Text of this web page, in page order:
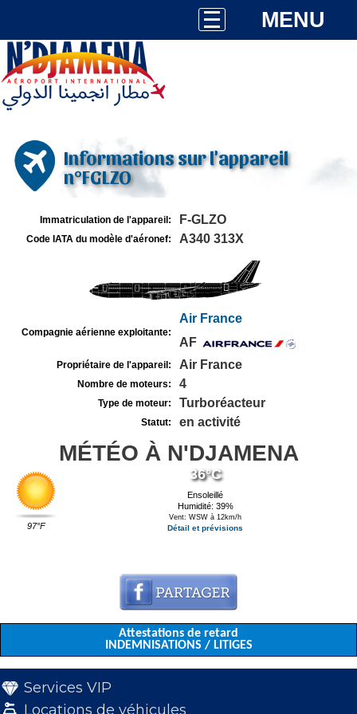
MENU
Informations sur l'appareil
n°FGLZO
Immatriculation de l'appareil: F-GLZO
Code IATA du modèle d'aéronef: A340 313X
Compagnie aérienne exploitante:
Air France
AF
Propriétaire de l'appareil: Air France
Nombre de moteurs: 4
Type de moteur: Turboréacteur
Statut: en activité
MÉTÉO À N'DJAMENA
97°F
36°C
Ensoleillé
Humidité: 39%
Vent: WSW à 12km/h
Détail et prévisions
Attestations de retard
INDEMNISATIONS / LITIGES
Services VIP
Locations de véhicules